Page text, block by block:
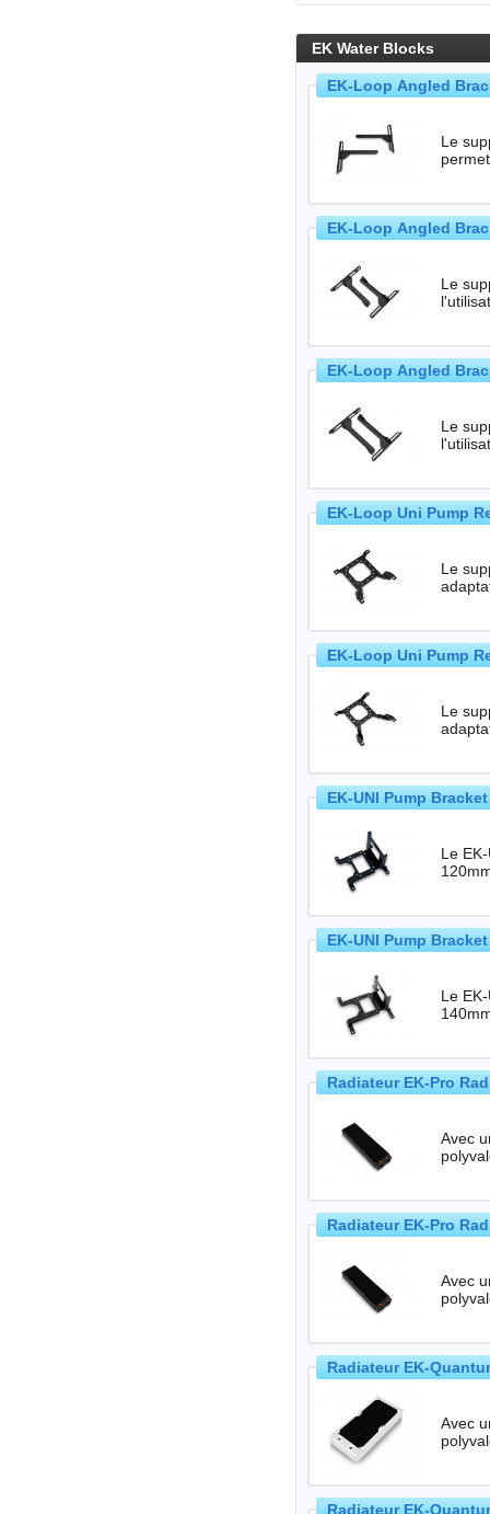
EK Water Blocks
EK-Loop Angled
Le
EK-Loop Angled
Le
EK-Loop Angled
Le
EK-Loop Uni Pump
Le
EK-Loop Uni Pump
Le
EK-UNI Pump
Le
EK-UNI Pump
Le
Radiateur EK-Pro
Avec
Radiateur EK-Pro
Avec
Radiateur EK-
Avec
Radiateur EK-